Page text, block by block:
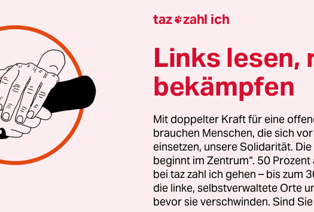
Roti Make:Die Eltern meiner Mutter stammen aus Tonga
Norwegen, mein Vater aus einer französischen
Stiefvater war Schweizer, ich habe in der Schweiz
Haute Couture studiert.
Und Sie wollen zusammen mit polynesischen und
Studenten eine Öko-Modellwirtschaft auf Tahitis
Moorea aufbauen, also quasi einen biologisch
taz zahl ich
Links lesen,
bekämpfen
Mit doppelter Kraft für eine
brauchen Menschen, die sich
einsetzen, unsere Solidarität.
beginnt im Zentrum“. 50
bei taz zahl ich gehen – bis zum
die linke, selbstverwaltete Orte
bevor sie verschwinden. Sind